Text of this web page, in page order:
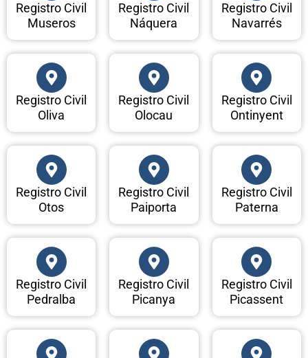
Registro Civil
Museros
Registro Civil
Náquera
Registro Civil
Navarrés
Registro Civil
Oliva
Registro Civil
Olocau
Registro Civil
Ontinyent
Registro Civil
Otos
Registro Civil
Paiporta
Registro Civil
Paterna
Registro Civil
Pedralba
Registro Civil
Picanya
Registro Civil
Picassent